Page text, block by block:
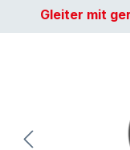
Gleiter mit